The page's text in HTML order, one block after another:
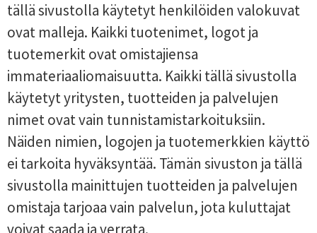
tällä sivustolla käytetyt henkilöiden valokuvat
ovat malleja. Kaikki tuotenimet, logot ja
tuotemerkit ovat omistajiensa
immateriaaliomaisuutta. Kaikki tällä sivustolla
käytetyt yritysten, tuotteiden ja palvelujen
nimet ovat vain tunnistamistarkoituksiin.
Näiden nimien, logojen ja tuotemerkkien käyttö
ei tarkoita hyväksyntää. Tämän sivuston ja tällä
sivustolla mainittujen tuotteiden ja palvelujen
omistaja tarjoaa vain palvelun, jota kuluttajat
voivat saada ja verrata.